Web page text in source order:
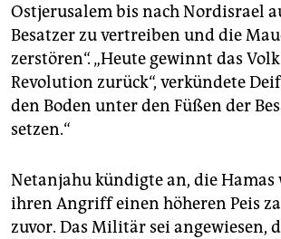
Ostjerusalem bis nach Nordisrael
Besatzer zu vertreiben und die
zerstören“. „Heute gewinnt das
Revolution zurück“, verkündete
den Boden unter den Füßen der
setzen.“
Netanjahu kündigte an, die Hamas
ihren Angriff einen höheren Peis
zuvor. Das Militär sei angewiesen,